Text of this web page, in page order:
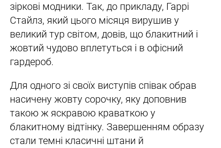
зіркові модники. Так, до прикладу, Гаррі
Стайлз, який цього місяця вирушив у
великий тур світом, довів, що блакитний і
жовтий чудово вплетуться і в офісний
гардероб.
Для одного зі своїх виступів співак обрав
насичену жовту сорочку, яку доповнив
такою ж яскравою краваткою у
блакитному відтінку. Завершенням образу
стали темні класичні штани й